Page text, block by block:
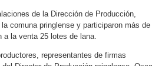
de la Dirección de Producción,
comuna pringlense y participaron más de
la venta 25 lotes de lana.
representantes de firmas